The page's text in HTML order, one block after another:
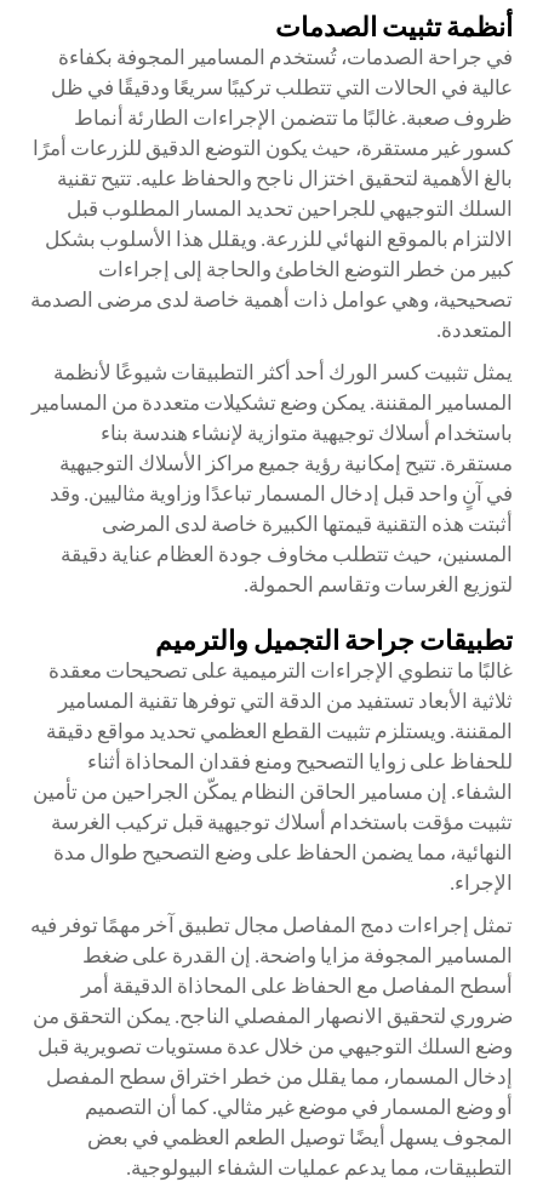
أنظمة تثبيت الصدمات
في جراحة الصدمات، تُستخدم المسامير المجوفة بكفاءة
عالية في الحالات التي تتطلب تركيبًا سريعًا ودقيقًا في ظل
ظروف صعبة. غالبًا ما تتضمن الإجراءات الطارئة أنماط
كسور غير مستقرة، حيث يكون التوضع الدقيق للزرعات أمرًا
بالغ الأهمية لتحقيق اختزال ناجح والحفاظ عليه. تتيح تقنية
السلك التوجيهي للجراحين تحديد المسار المطلوب قبل
الالتزام بالموقع النهائي للزرعة. ويقلل هذا الأسلوب بشكل
كبير من خطر التوضع الخاطئ والحاجة إلى إجراءات
تصحيحية، وهي عوامل ذات أهمية خاصة لدى مرضى الصدمة
المتعددة.
يمثل تثبيت كسر الورك أحد أكثر التطبيقات شيوعًا لأنظمة
المسامير المقننة. يمكن وضع تشكيلات متعددة من المسامير
باستخدام أسلاك توجيهية متوازية لإنشاء هندسة بناء
مستقرة. تتيح إمكانية رؤية جميع مراكز الأسلاك التوجيهية
في آنٍ واحد قبل إدخال المسمار تباعدًا وزاوية مثاليين. وقد
أثبتت هذه التقنية قيمتها الكبيرة خاصة لدى المرضى
المسنين، حيث تتطلب مخاوف جودة العظام عناية دقيقة
لتوزيع الغرسات وتقاسم الحمولة.
تطبيقات جراحة التجميل والترميم
غالبًا ما تنطوي الإجراءات الترميمية على تصحيحات معقدة
ثلاثية الأبعاد تستفيد من الدقة التي توفرها تقنية المسامير
المقننة. ويستلزم تثبيت القطع العظمي تحديد مواقع دقيقة
للحفاظ على زوايا التصحيح ومنع فقدان المحاذاة أثناء
الشفاء. إن مسامير الحاقن النظام يمكّن الجراحين من تأمين
تثبيت مؤقت باستخدام أسلاك توجيهية قبل تركيب الغرسة
النهائية، مما يضمن الحفاظ على وضع التصحيح طوال مدة
الإجراء.
تمثل إجراءات دمج المفاصل مجال تطبيق آخر مهمًا توفر فيه
المسامير المجوفة مزايا واضحة. إن القدرة على ضغط
أسطح المفاصل مع الحفاظ على المحاذاة الدقيقة أمر
ضروري لتحقيق الانصهار المفصلي الناجح. يمكن التحقق من
وضع السلك التوجيهي من خلال عدة مستويات تصويرية قبل
إدخال المسمار، مما يقلل من خطر اختراق سطح المفصل
أو وضع المسمار في موضع غير مثالي. كما أن التصميم
المجوف يسهل أيضًا توصيل الطعم العظمي في بعض
التطبيقات، مما يدعم عمليات الشفاء البيولوجية.